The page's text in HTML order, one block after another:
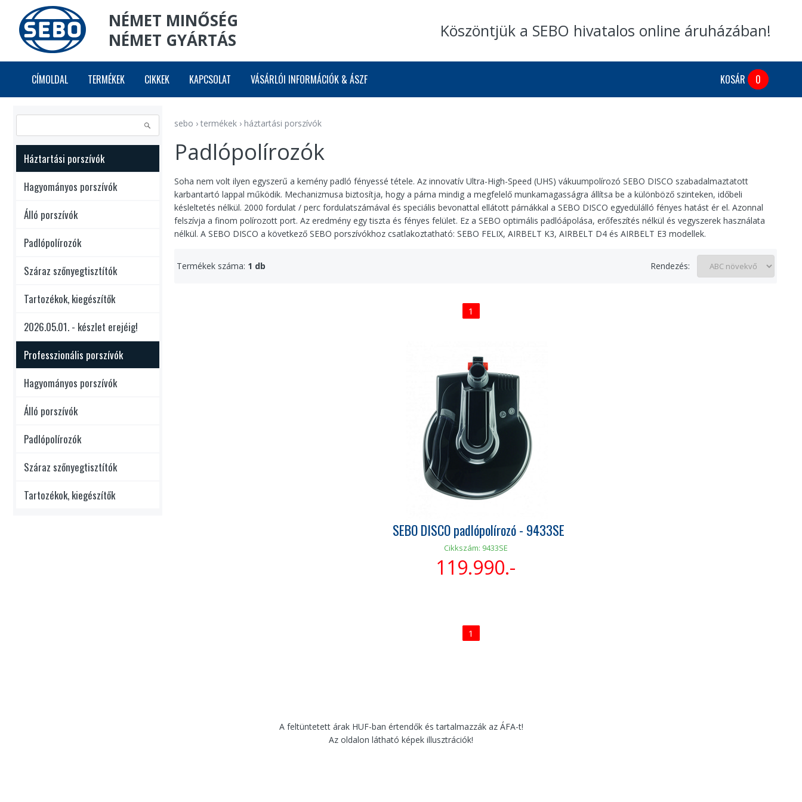
Köszöntjük a SEBO hivatalos online áruházában!
NÉMET MINŐSÉG
NÉMET GYÁRTÁS
CÍMOLDAL TERMÉKEK CIKKEK KAPCSOLAT VÁSÁRLÓI INFORMÁCIÓK & ÁSZF KOSÁR 0
Háztartási porszívók
Hagyományos porszívók
Álló porszívók
Padlópolírozók
Száraz szőnyegtisztítók
Tartozékok, kiegészítők
2026.05.01. - készlet erejéig!
Professzionális porszívók
Hagyományos porszívók
Álló porszívók
Padlópolírozók
Száraz szőnyegtisztítók
Tartozékok, kiegészítők
sebo › termékek › háztartási porszívók
Padlópolírozók
Soha nem volt ilyen egyszerű a kemény padló fényessé tétele. Az innovatív Ultra-High-Speed ​​(UHS) vákuumpolírozó SEBO DISCO szabadalmaztatott
karbantartó lappal működik. Mechanizmusa biztosítja, hogy a párna mindig a megfelelő munkamagasságra állítsa be a különböző szinteken, időbeli
késleltetés nélkül. 2000 fordulat / perc fordulatszámával és speciális bevonattal ellátott párnákkal a SEBO DISCO egyedülálló fényes hatást ér el. Azonnal
felszívja a finom polírozott port. Az eredmény egy tiszta és fényes felület. Ez a SEBO optimális padlóápolása, erőfeszítés nélkül és vegyszerek használata
nélkül. A SEBO DISCO a következő SEBO porszívókhoz csatlakoztatható: SEBO FELIX, AIRBELT K3, AIRBELT D4 és AIRBELT E3 modellek.
Termékek száma: 1 db Rendezés:
1
SEBO DISCO padlópolírozó - 9433SE
Cikkszám: 9433SE
119.990.-
1
A feltüntetett árak HUF-ban értendők és tartalmazzák az ÁFA-t!
Az oldalon látható képek illusztrációk!